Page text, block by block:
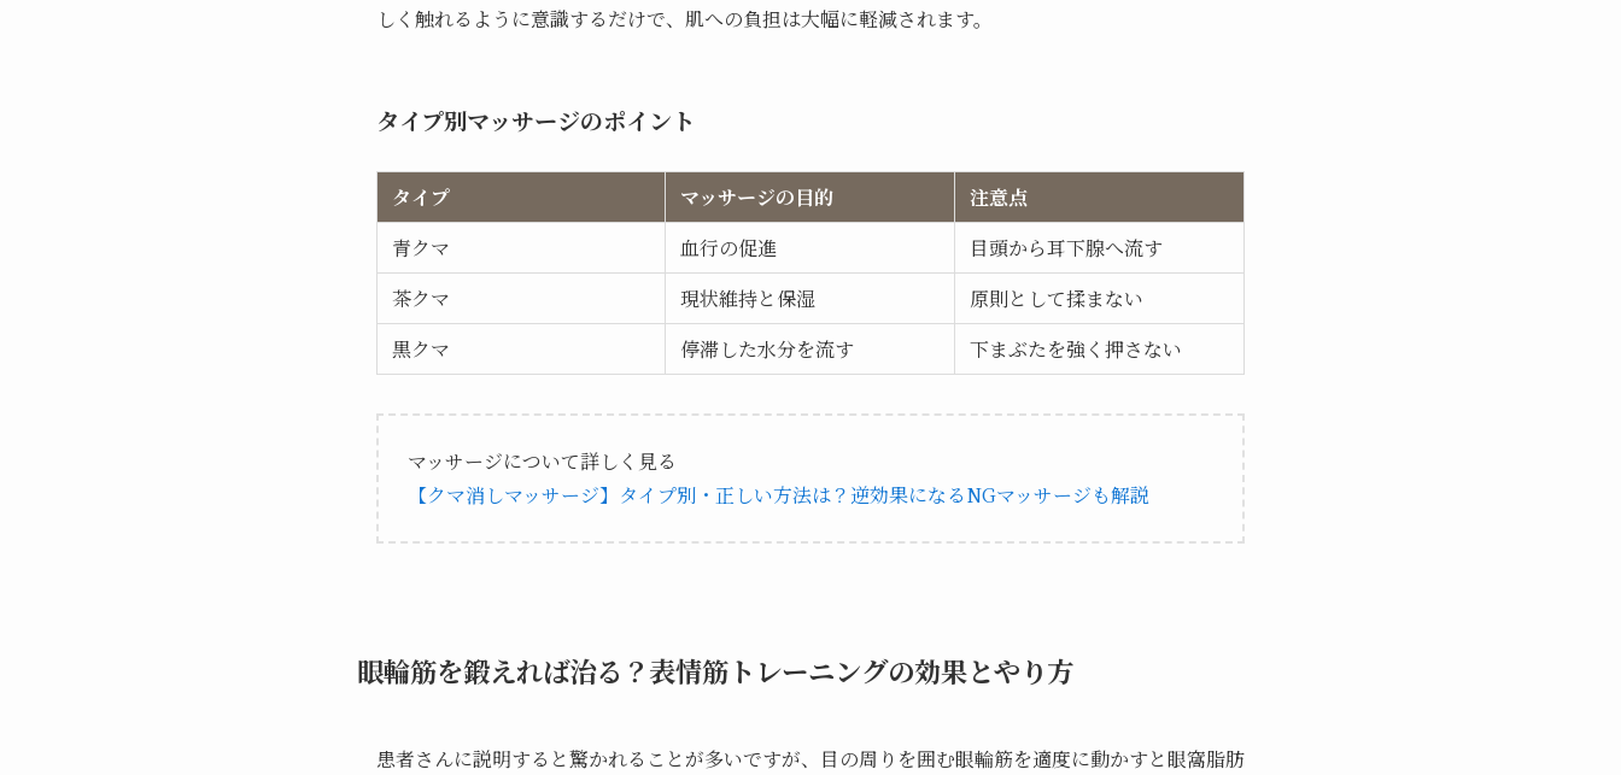
しく触れるように意識するだけで、肌への負担は大幅に軽減されます。
タイプ別マッサージのポイント
タイプ マッサージの目的
注意点
青クマ
血行の促進
目頭から耳下腺へ流す
茶クマ
現状維持と保湿
原則として揉まない
黒クマ
停滞した水分を流す 下まぶたを強く押さない
マッサージについて詳しく見る
【クマ消しマッサージ】タイプ別・正しい方法は？逆効果になるNGマッサージも解説
眼輪筋を鍛えれば治る？表情筋トレーニングの効果とやり方
患者さんに説明すると驚かれることが多いですが、目の周りを囲む眼輪筋を適度に動かすと眼窩脂肪